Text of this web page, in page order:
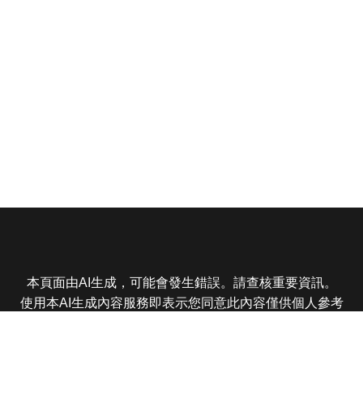
本頁面由AI生成，可能會發生錯誤。請查核重要資訊。
使用本AI生成內容服務即表示您同意此內容僅供個人參考